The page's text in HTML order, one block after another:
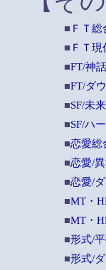
■ＦＴ総
■ＦＴ現
■FT/神
■FT/ダ
■SF/未来
■SF/ハ
■恋愛総
■恋愛/
■恋愛/
■MT・
■MT・
■形式/
■形式/